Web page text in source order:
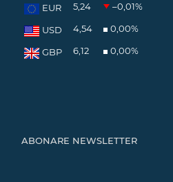
EUR
5,24 –0,01%
USD 4,54 0,00%
GBP 6,12 0,00%
ABONARE NEWSLETTER